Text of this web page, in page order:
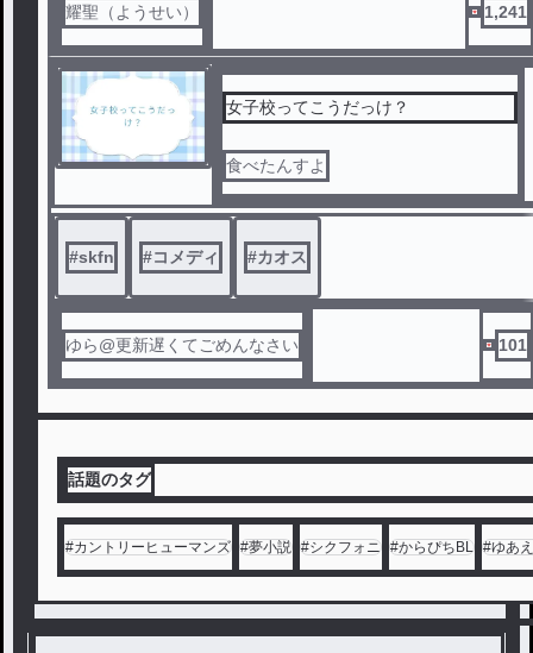
そんな匠を守りたい一途な脳筋姫騎士
・華奈。
乳美少女メアリー。
さらには、世界を我が物にしようとす
る悪意と調略、そして女の意地がドロ
ドロにぶつかり合うバグだらけの異世
王と張り合う道を選ぶ――。
無能剣士と脳筋姫騎士が贈る、ちょっ
とおかしな異世界召喚ファンタジー！
耀聖（ようせい） 1,241
女子校ってこうだっけ？
食べたんすよ
#skfn #コメディ #カオス
ゆら@更新遅くてごめんなさい 101
話題のタグ
#カントリーヒューマンズ #夢小説 #シクフォニ #からぴちBL #ゆあ